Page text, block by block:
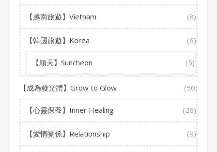
【越南旅遊】Vietnam (8)
【韓國旅遊】Korea (6)
【順天】Suncheon (5)
【成為發光體】Grow to Glow (50)
【心靈保養】Inner Healing (26)
【愛情關係】Relationship (9)